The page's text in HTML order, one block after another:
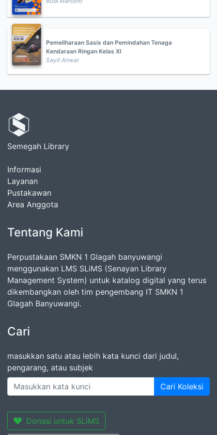
Pemeliharaan Sasis dan Pemindahan Tenaga
Kendaraan Ringan Kelas XI
Sayit Anwar
Semegah Library
Informasi
Layanan
Pustakawan
Area Anggota
Tentang Kami
Perpustakaan SMKN 1 Glagah banyuwangi
menggunakan LMS SLiMS (Senayan Library
Management System) untuk katalog digital yang terus
dikembangkan oleh tim pengembang IT SMKN 1
Glagah Banyuwangi.
Cari
masukkan satu atau lebih kata kunci dari judul,
pengarang, atau subjek
Cari Koleksi
Donasi untuk SLiMS